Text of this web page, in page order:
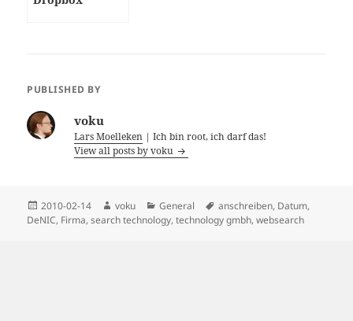
PUBLISHED BY
voku
Lars Moelleken | Ich bin root, ich darf das!
View all posts by voku
Posted
on
2010-02-14 Author
voku Categories
General Tags
anschreiben, Datum,
DeNIC, Firma,search technology,technology gmbh,websearch